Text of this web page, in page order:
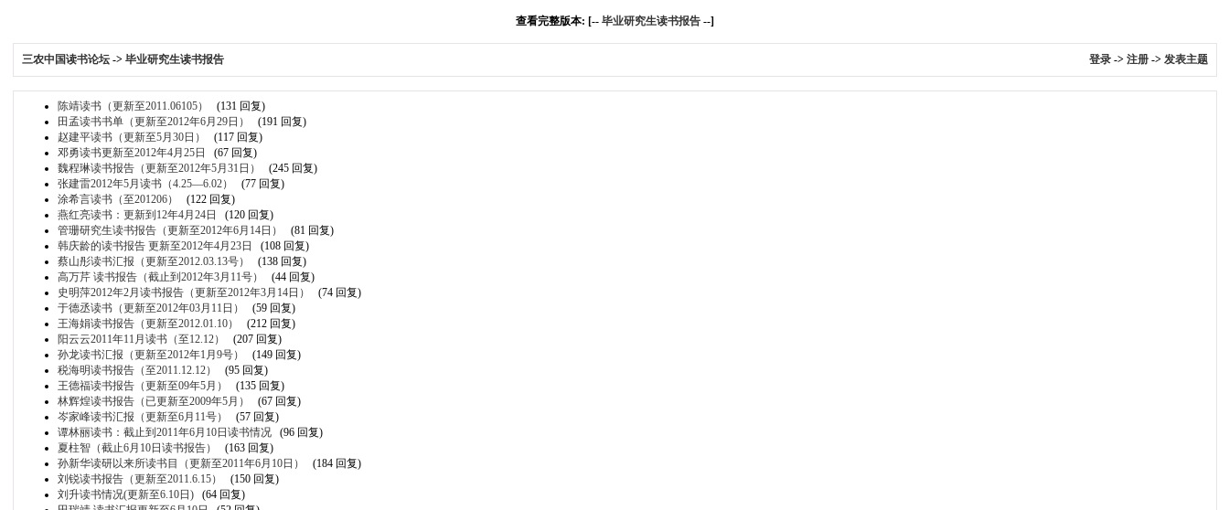
查看完整版本: [-- 毕业研究生读书报告--]
三农中国读书论坛 -> 毕业研究生读书报告 登录-> 注册-> 发表主题
陈靖读书（更新至2011.06105）
(131 回复)
田孟读书书单（更新至2012年6月29日）
(191 回复)
赵建平读书（更新至5月30日）
(117 回复)
邓勇读书更新至2012年4月25日
(67 回复)
魏程琳读书报告（更新至2012年5月31日）
(245 回复)
张建雷2012年5月读书（4.25—6.02）
(77 回复)
涂希言读书（至201206）
(122 回复)
燕红亮读书：更新到12年4月24日
(120 回复)
管珊研究生读书报告（更新至2012年6月14日）
(81 回复)
韩庆龄的读书报告 更新至2012年4月23日
(108 回复)
蔡山彤读书汇报（更新至2012.03.13号）
(138 回复)
高万芹 读书报告（截止到2012年3月11号）
(44 回复)
史明萍2012年2月读书报告（更新至2012年3月14日）
(74 回复)
于德丞读书（更新至2012年03月11日）
(59 回复)
王海娟读书报告（更新至2012.01.10）
(212 回复)
阳云云2011年11月读书（至12.12）
(207 回复)
孙龙读书汇报（更新至2012年1月9号）
(149 回复)
税海明读书报告（至2011.12.12）
(95 回复)
王德福读书报告（更新至09年5月）
(135 回复)
林辉煌读书报告（已更新至2009年5月）
(67 回复)
岑家峰读书汇报（更新至6月11号）
(57 回复)
谭林丽读书：截止到2011年6月10日读书情况
(96 回复)
夏柱智（截止6月10日读书报告）
(163 回复)
孙新华读研以来所读书目（更新至2011年6月10日）
(184 回复)
刘锐读书报告（更新至2011.6.15）
(150 回复)
刘升读书情况(更新至6.10日)
(64 回复)